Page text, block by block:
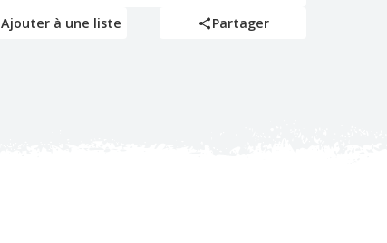
Ajouter à une liste
Partager